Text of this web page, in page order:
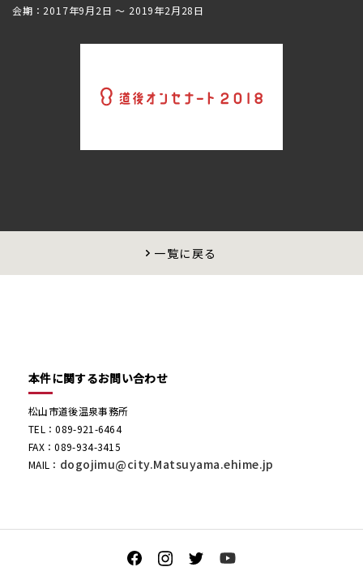
会期：2017年9月2日 〜 2019年2月28日
一覧に戻る
本件に関するお問い合わせ
松山市道後温泉事務所
TEL：089-921-6464
FAX：089-934-3415
MAIL： dogojimu@city.Matsuyama.ehime.jp